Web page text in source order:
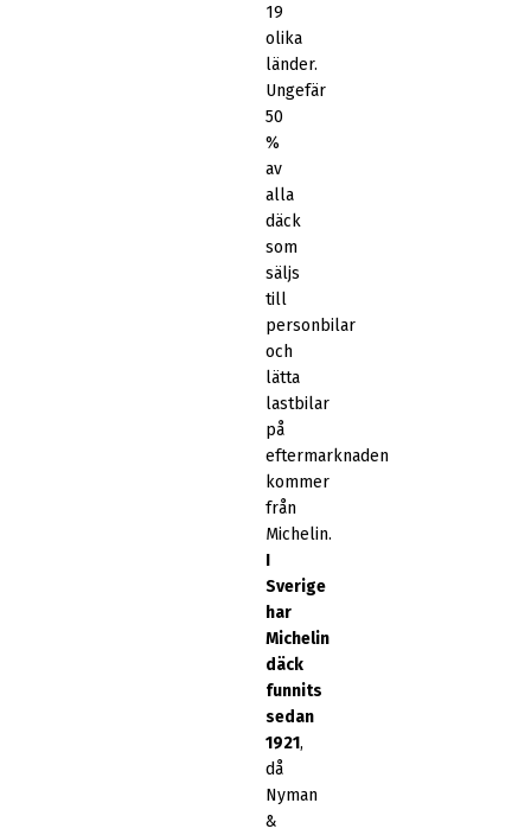
19
olika
länder.
Ungefär
50
%
av
alla
däck
som
säljs
till
personbilar
och
lätta
lastbilar
på
eftermarknaden
kommer
från
Michelin.
I
Sverige
har
Michelin
däck
funnits
sedan
1921,
då
Nyman
&